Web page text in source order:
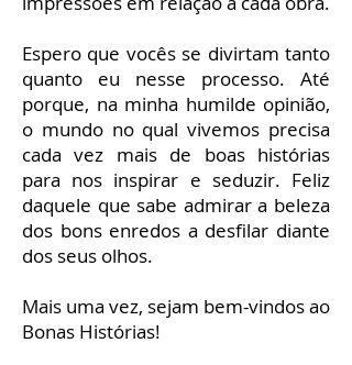
Espero que vocês se divirtam tanto
quanto eu nesse processo. Até
porque, na minha humilde opinião,
o mundo no qual vivemos precisa
cada vez mais de boas histórias
para nos inspirar e seduzir. Feliz
daquele que sabe admirar a beleza
dos bons enredos a desfilar diante
dos seus olhos.
Mais uma vez, sejam bem-vindos ao
Bonas Histórias!